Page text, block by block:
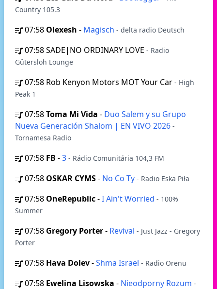
Country 105.3
07:58 Olexesh - Magisch - delta radio Deutsch
07:58SADE|NO ORDINARY LOVE - Radio
Gütersloh Lounge
07:58 Rob Kenyon Motors MOT Your Car - High
Peak 1
07:58Toma Mi Vida - Duo Salem y su Grupo
Nueva Generación Shalom | EN VIVO 2026 -
Tornamesa Radio
07:58 FB -3 - Rádio Comunitária 104,3 FM
07:58 OSKAR CYMS- No Co Ty - Radio Eska Piła
07:58 OneRepublic-I Ain't Worried - 100%
Summer
07:58 Gregory Porter- Revival - Just Jazz - Gregory
Porter
07:58 Hava Dolev-Shma Israel - Radio Orenu
07:58 Ewelina Lisowska - Nieodporny Rozum -